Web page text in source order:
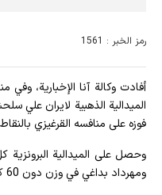
رمز الخبر : 1561
أفادت وکالة آنا الإخباریة،
فوزه على منافسه القرغيزي
ومهرداد بداغي في وزن دون 60 كغم.